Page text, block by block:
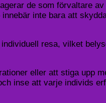
de som förvaltare
inte bara att
resa, vilket
eller att stiga upp
inse att varje individs